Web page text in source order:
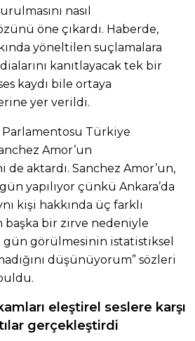
nasıl
öne çıkardı. Haberde,
yöneltilen suçlamalara
kanıtlayacak tek bir
kaydı bile ortaya
yer verildi.
Parlamentosu Türkiye
Amor’un
aktardı. Sanchez Amor’un,
yapılıyor çünkü Ankara’da
kişi hakkında üç farklı
başka bir zirve nedeniyle
gün görülmesinin istatistiksel
düşünüyorum” sözleri
eleştirel seslere karşı
gerçekleştirdi